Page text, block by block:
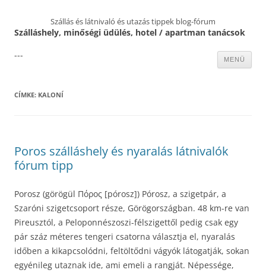
Szállás és látnivaló és utazás tippek blog-fórum
Szálláshely, minőségi üdülés, hotel / apartman tanácsok
MENÜ
---
CÍMKE: KALONÍ
Poros szálláshely és nyaralás látnivalók
fórum tipp
Porosz (görögül Πόρος [pórosz]) Pórosz, a szigetpár, a
Szaróni szigetcsoport része, Görögországban. 48 km-re van
Pireusztól, a Peloponnészoszi-félszigettől pedig csak egy
pár száz méteres tengeri csatorna választja el, nyaralás
időben a kikapcsolódni, feltöltődni vágyók látogatják, sokan
egyénileg utaznak ide, ami emeli a rangját. Népessége,